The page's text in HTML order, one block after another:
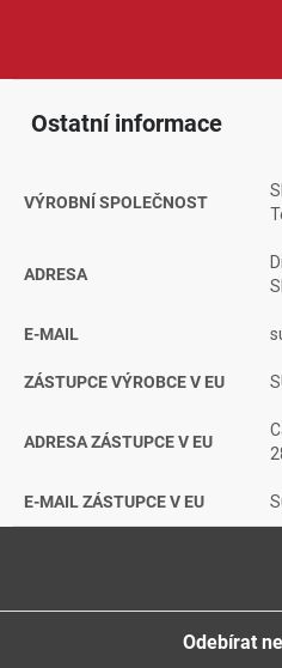
Ostatní informace
VÝROBNÍ SPOLEČNOST
ADRESA
E-MAIL
ZÁSTUPCE VÝROBCE V EU
ADRESA ZÁSTUPCE V EU
E-MAIL ZÁSTUPCE V EU
p
Odebírat